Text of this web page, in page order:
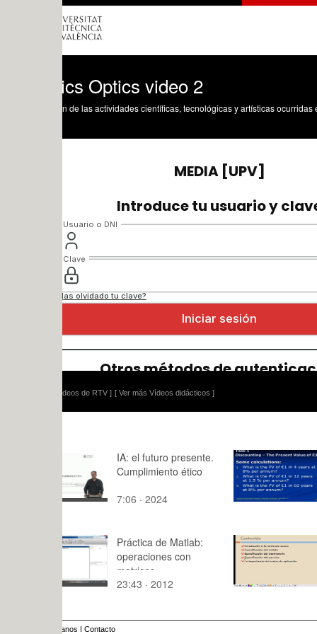
Optics video 2
de las actividades científicas, tecnológicas y artísticas ocurridas en los tres
[ Ver más Vídeos didácticos ]
IA: el futuro presente.
Cumplimiento ético
7:06 · 2024
Clase
market
te2
36:22 ·
Práctica de Matlab:
operaciones con
matrices
23:43 · 2012
Control de
openLDAP
7:12 · 2015